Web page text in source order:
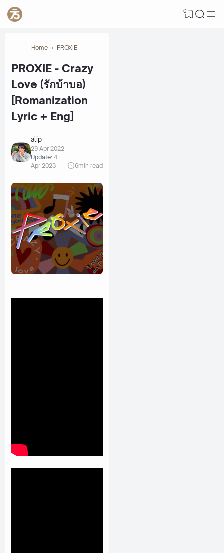
0
Home PROXIE
PROXIE - Crazy
Love (รักบ้าบอ)
[Romanization
Lyric + Eng]
alip
29 Apr 2022
Update: 4
Apr 2023
6min read